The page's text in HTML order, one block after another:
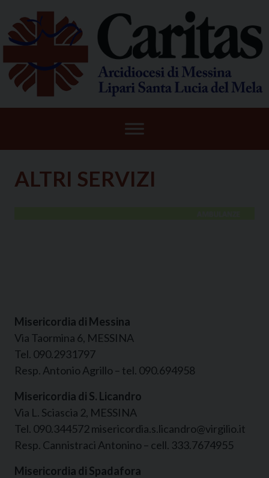
content
ALTRI SERVIZI
Misericordia di Messina
Via Taormina 6, MESSINA
Tel. 090.2931797
Resp. Antonio Agrillo – tel. 090.694958
Misericordia di S. Licandro
Via L. Sciascia 2, MESSINA
Tel. 090.344572 misericordia.s.licandro@virgilio.it
Resp. Cannistraci Antonino – cell. 333.7674955
Misericordia di Spadafora